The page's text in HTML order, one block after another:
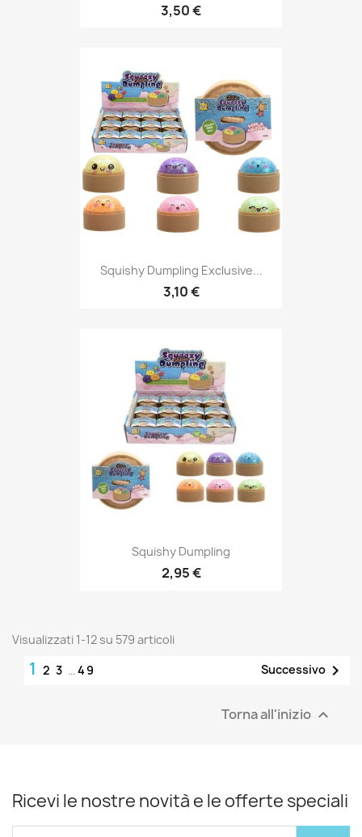
3,50 €
Squishy Dumpling Exclusive...
3,10 €
Squishy Dumpling
2,95 €
Visualizzati 1-12 su 579 articoli
1 2 3 … 49 Successivo 
Torna all'inizio 
Ricevi le nostre novità e le offerte speciali